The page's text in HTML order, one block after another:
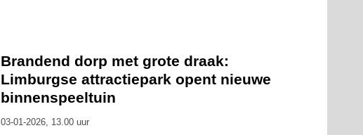
Brandend dorp met grote draak:
Limburgse attractiepark opent nieuwe
binnenspeeltuin
03-01-2026, 13.00 uur